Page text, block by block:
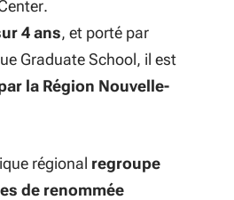
4 ans, et porté par
Graduate School, il est
la Région Nouvelle-
régional regroupe
de renommée